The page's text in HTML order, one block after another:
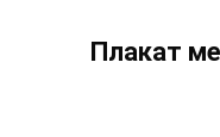
Плакат